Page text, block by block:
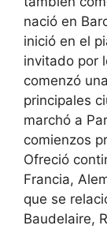
nació en
inició en el
invitado por
comenzó
principales
marchó a
comienzos
Ofreció
Francia,
que se
Baudelaire,